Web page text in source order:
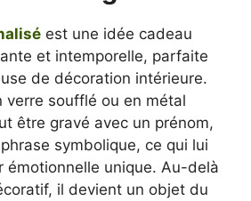
est une idée cadeau
et intemporelle, parfaite
de décoration intérieure.
verre soufflé ou en métal
être gravé avec un prénom,
symbolique, ce qui lui
émotionnelle unique. Au-delà
il devient un objet du